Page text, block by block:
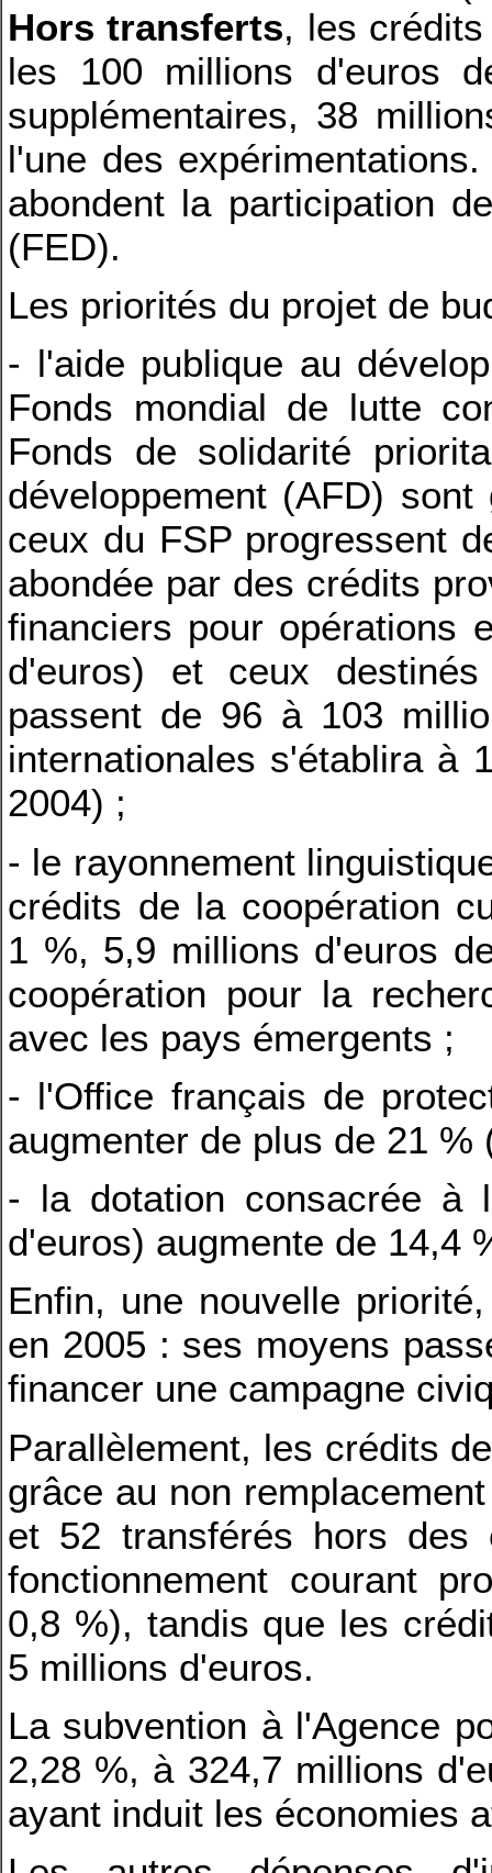
Hors transferts, les
les 100 millions d'euros
supplémentaires, 38
l'une des
abondent la participation
(FED).
Les priorités du projet de
- l'aide publique au
Fonds mondial de lutte
Fonds de solidarité
développement (AFD)
ceux du FSP progressent
abondée par des crédits
financiers pour opérations
d'euros) et ceux destinés
passent de 96 à 103
internationales s'établira à
2004) ;
- le rayonnement
crédits de la coopération
1 %, 5,9 millions d'euros
coopération pour la
avec les pays émergents ;
- l'Office français de
augmenter de plus de 21
- la dotation consacrée à
d'euros) augmente de 14,4
Enfin, une nouvelle
en 2005 : ses moyens
financer une campagne
Parallèlement, les crédits
grâce au non
et 52 transférés hors des
fonctionnement courant
0,8 %), tandis que les
5 millions d'euros.
La subvention à l'Agence
2,28 %, à 324,7 millions
ayant induit les économies